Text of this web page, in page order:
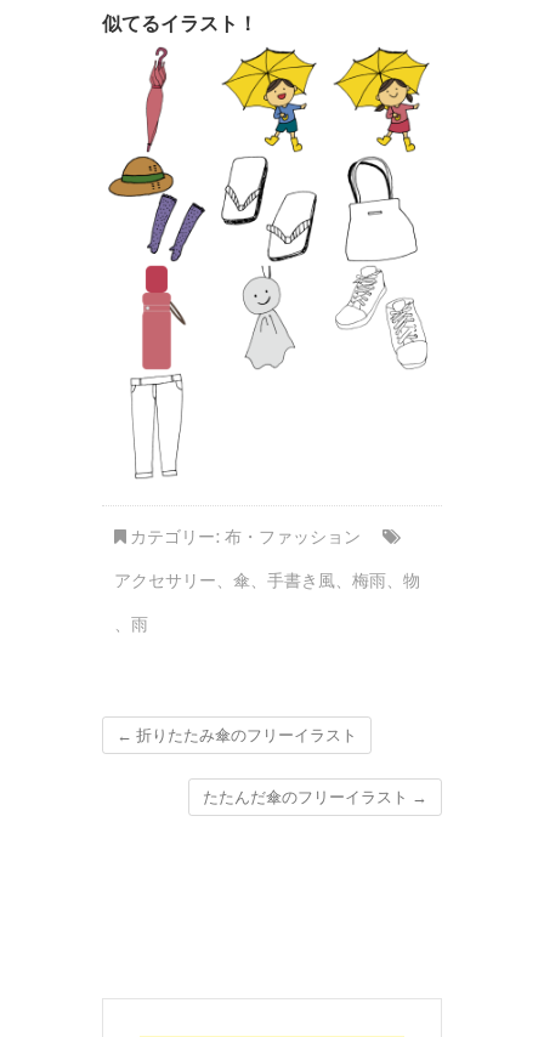
似てるイラスト！
カテゴリー: 布・ファッション
アクセサリー、 傘、 手書き風、 梅雨、 物
、 雨
← 折りたたみ傘のフリーイラスト
たたんだ傘のフリーイラスト →